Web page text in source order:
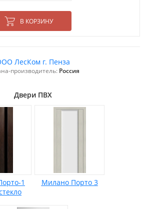
В КОРЗИНУ
ЛесКом г. Пенза
производитель:Россия
Двери ПВХ
1
Милано Порто 3